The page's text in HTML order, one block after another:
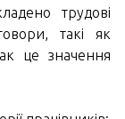
трудові
такі як
це значення